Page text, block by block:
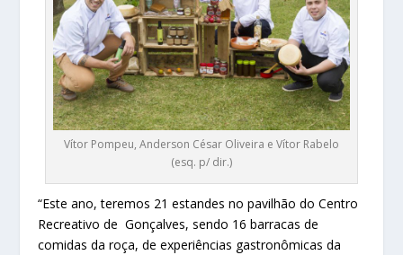
Vítor Pompeu, Anderson César Oliveira e Vítor Rabelo
(esq. p/ dir.)
“Este ano, teremos 21 estandes no pavilhão do Centro
Recreativo de Gonçalves, sendo 16 barracas de
comidas da roça, de experiências gastronômicas da